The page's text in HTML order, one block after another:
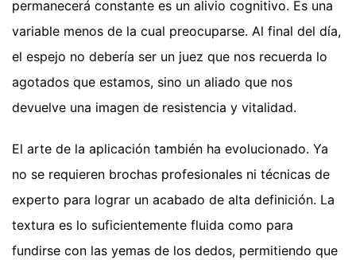
permanecerá constante es un alivio cognitivo. Es una
variable menos de la cual preocuparse. Al final del día,
el espejo no debería ser un juez que nos recuerda lo
agotados que estamos, sino un aliado que nos
devuelve una imagen de resistencia y vitalidad.
El arte de la aplicación también ha evolucionado. Ya
no se requieren brochas profesionales ni técnicas de
experto para lograr un acabado de alta definición. La
textura es lo suficientemente fluida como para
fundirse con las yemas de los dedos, permitiendo que